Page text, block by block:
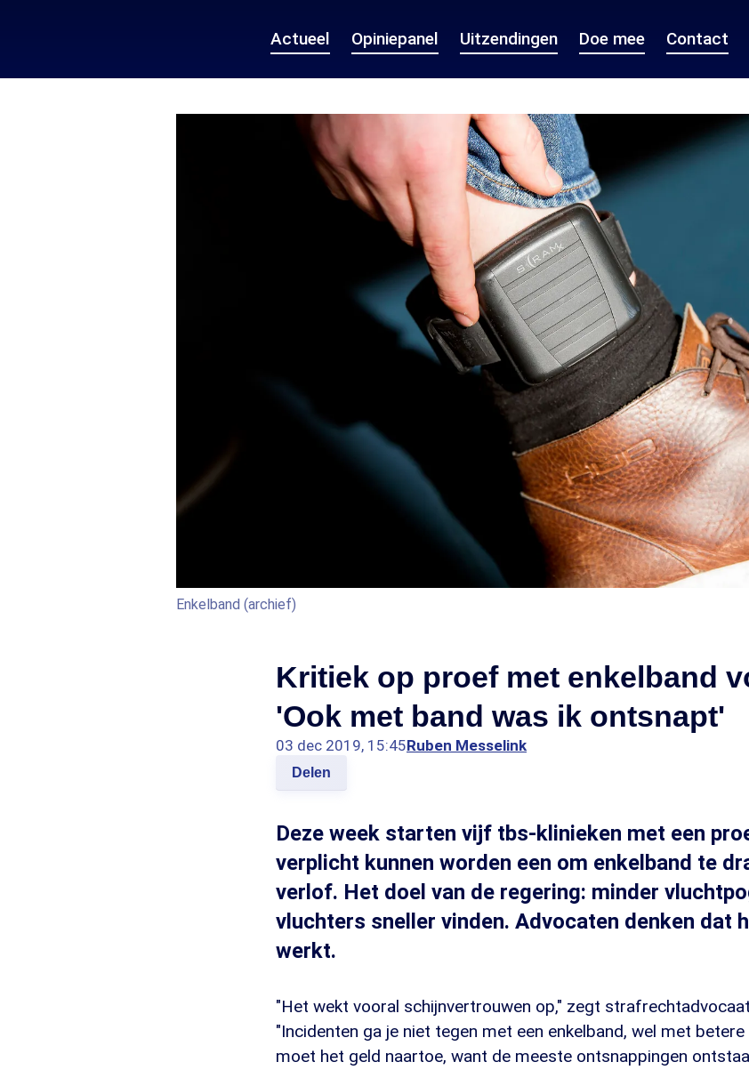
Actueel Opiniepanel Uitzendingen Doe mee Contact
Enkelband (archief)
Kritiek op proef met enkelband
'Ook met band was ik ontsnapt'
03 dec 2019, 15:45Ruben Messelink
Delen
Deze week starten vijf tbs-klinieken met een
verplicht kunnen worden een om enkelband te
verlof. Het doel van de regering: minder
vluchters sneller vinden. Advocaten denken dat
werkt.
"Het wekt vooral schijnvertrouwen op," zegt
"Incidenten ga je niet tegen met een enkelband, wel met betere
moet het geld naartoe, want de meeste ontsnappingen